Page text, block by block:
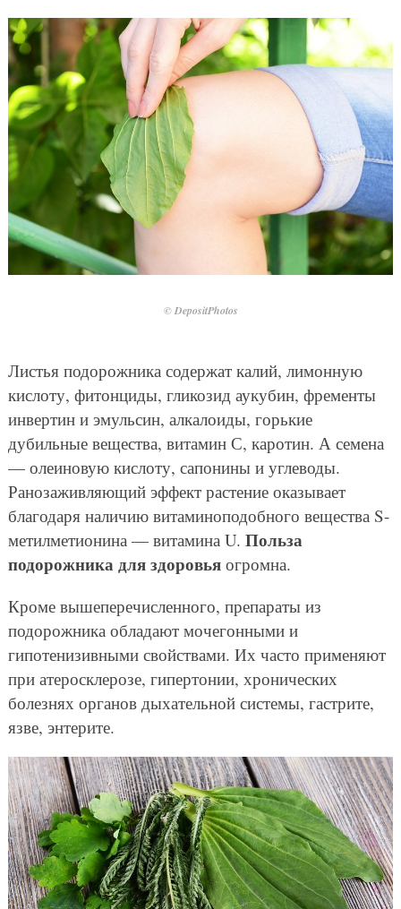
© DepositPhotos
Листья подорожника содержат калий, лимонную
кислоту, фитонциды, гликозид аукубин, фременты
инвертин и эмульсин, алкалоиды, горькие
дубильные вещества, витамин С, каротин. А семена
— олеиновую кислоту, сапонины и углеводы.
Ранозаживляющий эффект растение оказывает
благодаря наличию витаминоподобного вещества S-
метилметионина — витамина U. Польза
подорожника для здоровьяогромна.
Кроме вышеперечисленного, препараты из
подорожника обладают мочегонными и
гипотенизивными свойствами. Их часто применяют
при атеросклерозе, гипертонии, хронических
болезнях органов дыхательной системы, гастрите,
язве, энтерите.